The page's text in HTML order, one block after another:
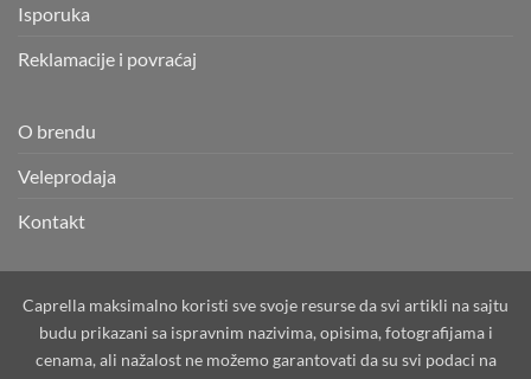
Isporuka
Reklamacije i povraćaj
O brendu
Veleprodaja
Kontakt
Caprella maksimalno koristi sve svoje resurse da svi artikli na sajtu
budu prikazani sa ispravnim nazivima, opisima, fotografijama i
cenama, ali nažalost ne možemo garantovati da su svi podaci na